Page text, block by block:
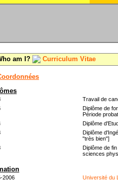
am I? Curriculum Vitae
Travail de
Diplôme de
Période
Diplôme
Diplôme
"très bien"]
Diplôme de
sciences
2006
Université du